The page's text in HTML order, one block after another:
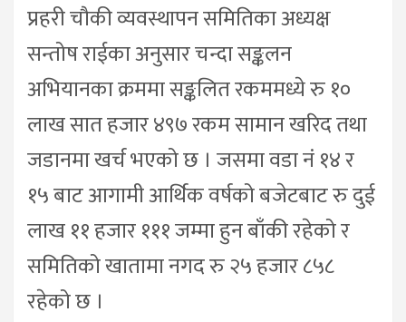
प्रहरी चौकी व्यवस्थापन समितिका अध्यक्ष
सन्तोष राईका अनुसार चन्दा सङ्कलन
अभियानका क्रममा सङ्कलित रकममध्ये रु १०
लाख सात हजार ४९७ रकम सामान खरिद तथा
जडानमा खर्च भएको छ । जसमा वडा नं १४ र
१५ बाट आगामी आर्थिक वर्षको बजेटबाट रु दुई
लाख ११ हजार १११ जम्मा हुन बाँकी रहेको र
समितिको खातामा नगद रु २५ हजार ८५८
रहेको छ ।